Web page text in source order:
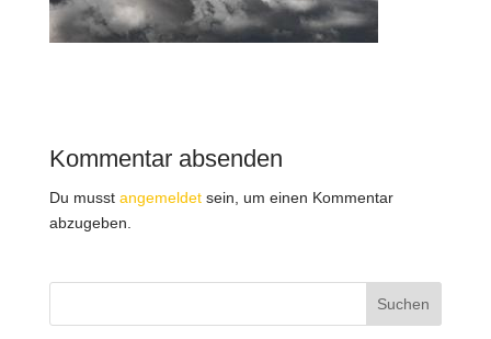
Kommentar absenden
Du musst angemeldetsein, um einen Kommentar
abzugeben.